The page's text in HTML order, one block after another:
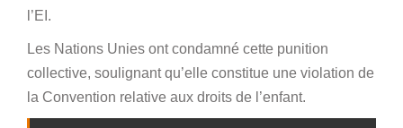
l’EI.
Les Nations Unies ont condamné cette punition
collective, soulignant qu’elle constitue une violation de
la Convention relative aux droits de l’enfant.